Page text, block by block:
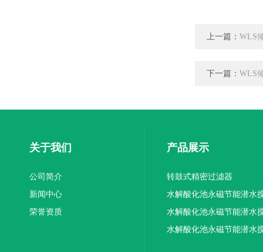
上一篇： WLS
下一篇： WLS
关于我们
公司简介
新闻中心
荣誉资质
产品展示
转鼓式精密过滤器
水解酸化池永磁节能潜水
机厂家供应
水解酸化池永磁节能潜水
机厂家直销
水解酸化池永磁节能潜水